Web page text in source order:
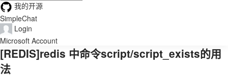
我的开源
SimpleChat
Login
Microsoft Account
[REDIS]redis 中命令script/script_exists的用
法